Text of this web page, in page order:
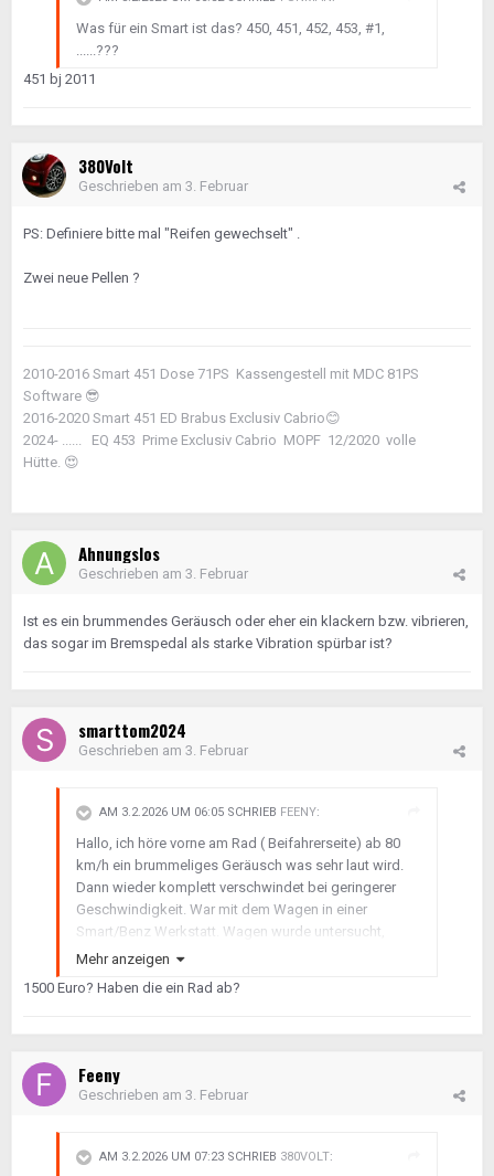
Was für ein Smart ist das? 450, 451, 452, 453, #1,
......???
451 bj 2011
380Volt
Geschrieben am 3. Februar
PS: Definiere bitte mal "Reifen gewechselt" .
Zwei neue Pellen ?
2010-2016 Smart 451 Dose 71PS Kassengestell mit MDC 81PS
Software 😎
2016-2020 Smart 451 ED Brabus Exclusiv Cabrio😊
2024- ...... EQ 453 Prime Exclusiv Cabrio MOPF 12/2020 volle
Hütte. 😍
Ahnungslos
Geschrieben am 3. Februar
Ist es ein brummendes Geräusch oder eher ein klackern bzw. vibrieren,
das sogar im Bremspedal als starke Vibration spürbar ist?
smarttom2024
Geschrieben am 3. Februar
AM 3.2.2026 UM 06:05 SCHRIEB FEENY:
Hallo, ich höre vorne am Rad ( Beifahrerseite) ab 80
km/h ein brummeliges Geräusch was sehr laut wird.
Dann wieder komplett verschwindet bei geringerer
Geschwindigkeit. War mit dem Wagen in einer
Smart/Benz Werkstatt. Wagen wurde untersucht,
Reifen gewechselt, um auszuschließen ob es am
sich anders verhalten. Nichts zu finden. Wagen sieht
hatte jemand so was schon mal? Was könnte
an ein zartes flap flap zu hören. Wie gesagt. Das
Mehr anzeigen
1500 Euro? Haben die ein Rad ab?
Feeny
Geschrieben am 3. Februar
AM 3.2.2026 UM 07:23 SCHRIEB 380VOLT: